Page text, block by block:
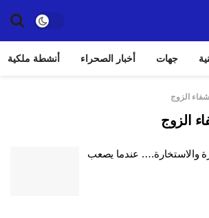
جهات أخبار الصحراء أنشطة ملكية
الزوج
الزوج
والاستخارة…. عندما يصعب